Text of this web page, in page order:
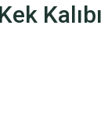
Kalıbı